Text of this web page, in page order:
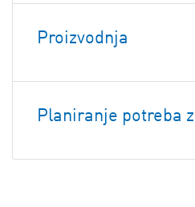
Proizvodnja
Planiranje potreba